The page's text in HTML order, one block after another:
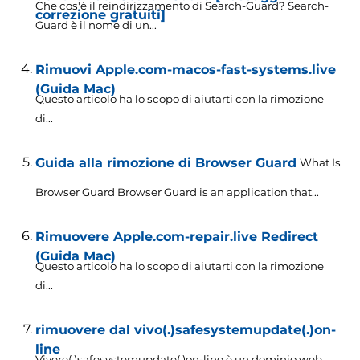
correzione gratuiti]
Che cos'è il reindirizzamento di Search-Guard? Search-
Guard è il nome di un...
Rimuovi Apple.com-macos-fast-systems.live
(Guida Mac)
Questo articolo ha lo scopo di aiutarti con la rimozione
di...
Guida alla rimozione di Browser Guard What Is
Browser Guard Browser Guard is an application that...
Rimuovere Apple.com-repair.live Redirect
(Guida Mac)
Questo articolo ha lo scopo di aiutarti con la rimozione
di...
rimuovere dal vivo(.)safesystemupdate(.)on-
line